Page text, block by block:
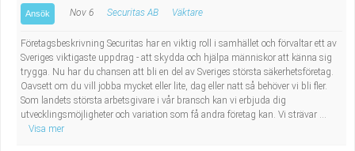
Ansök Nov 6 Securitas AB Väktare
Företagsbeskrivning Securitas har en viktig roll i samhället och förvaltar ett av
Sveriges viktigaste uppdrag - att skydda och hjälpa människor att känna sig
trygga. Nu har du chansen att bli en del av Sveriges största säkerhetsföretag.
Oavsett om du vill jobba mycket eller lite, dag eller natt så behöver vi bli fler.
Som landets största arbetsgivare i vår bransch kan vi erbjuda dig
utvecklingsmöjligheter och variation som få andra företag kan. Vi strävar ...
Visa mer